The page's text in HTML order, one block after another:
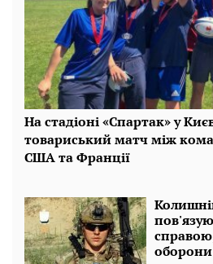
На стадіоні «Спартак» у
товариський матч між
США та Франції